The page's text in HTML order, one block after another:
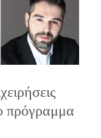
πρόγραμμα